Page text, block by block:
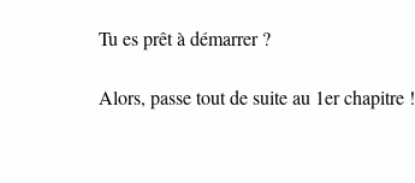
Tu es prêt à démarrer ?
Alors, passe tout de suite au 1er chapitre !